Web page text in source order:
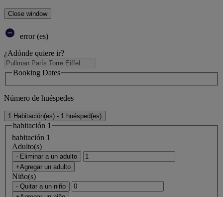
Close window
error (es)
¿Adónde quiere ir?
Booking Dates
Número de huéspedes
1 Habitación(es) - 1 huésped(es)
habitación 1
habitación 1
Adulto(s)
- Eliminar a un adulto
+Agregar un adulto
Niño(s)
- Quitar a un niño